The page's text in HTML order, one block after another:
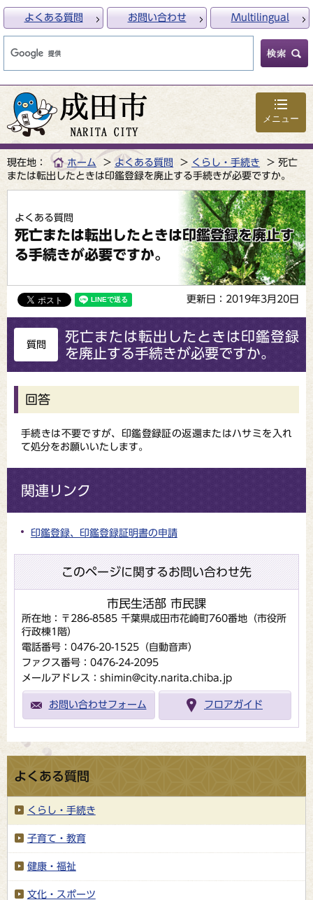
メニュー
よくある質問 お問い合わせ Multilingual
現在地： ホーム よくある質問 くらし・手続き
死亡
または転出したときは印鑑登録を廃止する手続きが必要ですか。
よくある質問
死亡または転出したときは印鑑登録を廃止す
る手続きが必要ですか。
更新日：2019年3月20日
質問
死亡または転出したときは印鑑登録
を廃止する手続きが必要ですか。
回答
手続きは不要ですが、印鑑登録証の返還またはハサミを入れ
て処分をお願いいたします。
関連リンク
印鑑登録、印鑑登録証明書の申請
このページに関するお問い合わせ先
市民生活部 市民課
所在地：〒286-8585 千葉県成田市花崎町760番地（市役所
行政棟1階）
電話番号：0476-20-1525（自動音声）
ファクス番号：0476-24-2095
メールアドレス：shimin@city.narita.chiba.jp
お問い合わせフォーム フロアガイド
よくある質問
くらし・手続き
子育て・教育
健康・福祉
文化・スポーツ